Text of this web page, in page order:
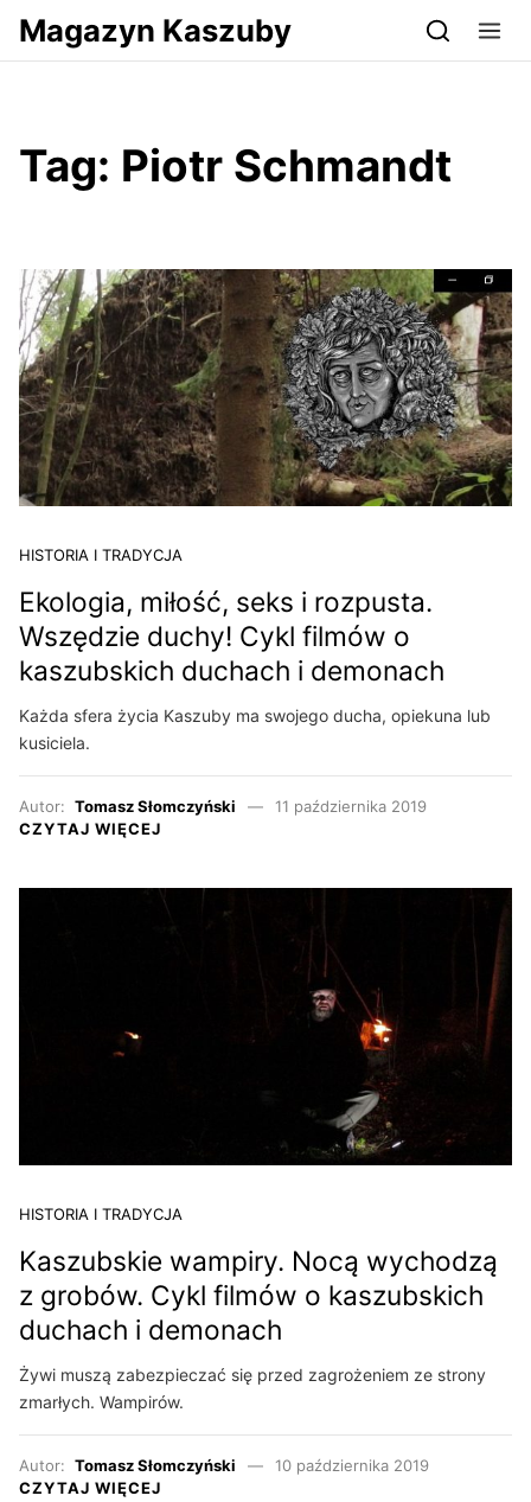
Przejdź do serwisu magazynkaszuby.pl
Magazyn Kaszuby
Tag: Piotr Schmandt
HISTORIA I TRADYCJA
Ekologia, miłość, seks i rozpusta.
Wszędzie duchy! Cykl filmów o
kaszubskich duchach i demonach
Każda sfera życia Kaszuby ma swojego ducha, opiekuna lub
kusiciela.
Autor: Tomasz Słomczyński
11 października 2019
CZYTAJ WIĘCEJ
HISTORIA I TRADYCJA
Kaszubskie wampiry. Nocą wychodzą
z grobów. Cykl filmów o kaszubskich
duchach i demonach
Żywi muszą zabezpieczać się przed zagrożeniem ze strony
zmarłych. Wampirów.
Autor: Tomasz Słomczyński
10 października 2019
CZYTAJ WIĘCEJ